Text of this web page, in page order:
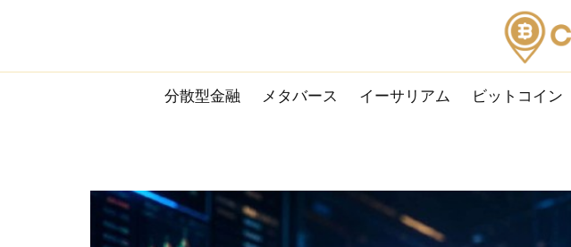
content
分散型金融 メタバース イーサリアム ビットコイン